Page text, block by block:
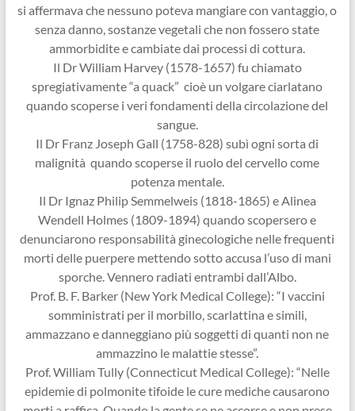
si affermava che nessuno poteva mangiare con vantaggio, o
senza danno, sostanze vegetali che non fossero state
ammorbidite e cambiate dai processi di cottura.
Il Dr William Harvey (1578-1657) fu chiamato
spregiativamente “a quack” cioè un volgare ciarlatano
quando scoperse i veri fondamenti della circolazione del
sangue.
Il Dr Franz Joseph Gall (1758-828) subì ogni sorta di
malignità quando scoperse il ruolo del cervello come
potenza mentale.
Il Dr Ignaz Philip Semmelweis (1818-1865) e Alinea
Wendell Holmes (1809-1894) quando scopersero e
denunciarono responsabilità ginecologiche nelle frequenti
morti delle puerpere mettendo sotto accusa l’uso di mani
sporche. Vennero radiati entrambi dall’Albo.
Prof. B. F. Barker (New York Medical College): “I vaccini
somministrati per il morbillo, scarlattina e simili,
ammazzano e danneggiano più soggetti di quanti non ne
ammazzino le malattie stesse”.
Prof. William Tully (Connecticut Medical College): “Nelle
epidemie di polmonite tifoide le cure mediche causarono